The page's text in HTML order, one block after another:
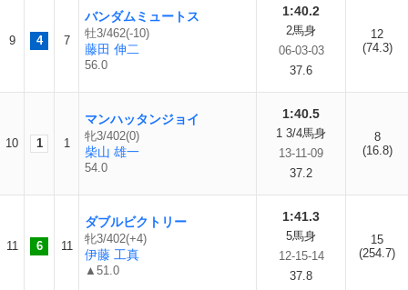
9 4 7
バンダムミュートス
牡3/462(-10)
藤田 伸二
56.0
1:40.2
2馬身
06-03-03
37.6
12
(74.3)
10 1 1
マンハッタンジョイ
牝3/402(0)
柴山 雄一
54.0
1:40.5
1 3/4馬身
13-11-09
37.2
8
(16.8)
11 6 11
ダブルビクトリー
牝3/402(+4)
伊藤 工真
▲51.0
1:41.3
5馬身
12-15-14
37.8
15
(254.7)